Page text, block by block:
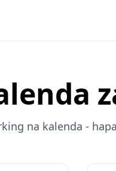
na kalenda -